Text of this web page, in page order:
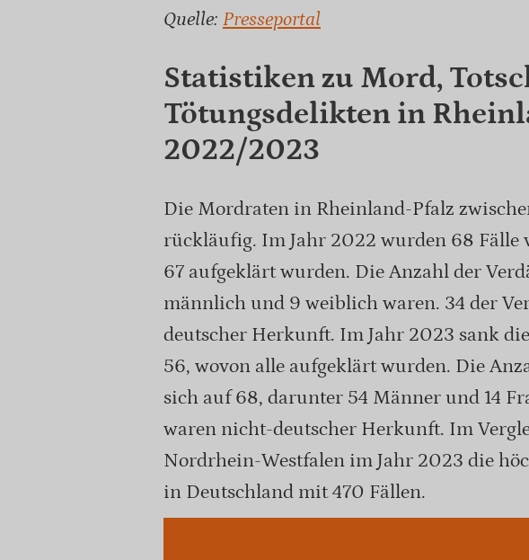
Quelle: Presseportal
Statistiken zu Mord,
Tötungsdelikten in
2022/2023
Die Mordraten in Rheinland-Pfalz
rückläufig. Im Jahr 2022 wurden 68 Fälle
67 aufgeklärt wurden. Die Anzahl der
männlich und 9 weiblich waren. 34 der
deutscher Herkunft. Im Jahr 2023 sank
56, wovon alle aufgeklärt wurden. Die
sich auf 68, darunter 54 Männer und 14
waren nicht-deutscher Herkunft. Im
Nordrhein-Westfalen im Jahr 2023 die
in Deutschland mit 470 Fällen.